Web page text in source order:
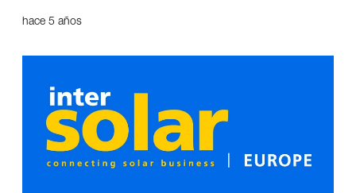
hace 5 años